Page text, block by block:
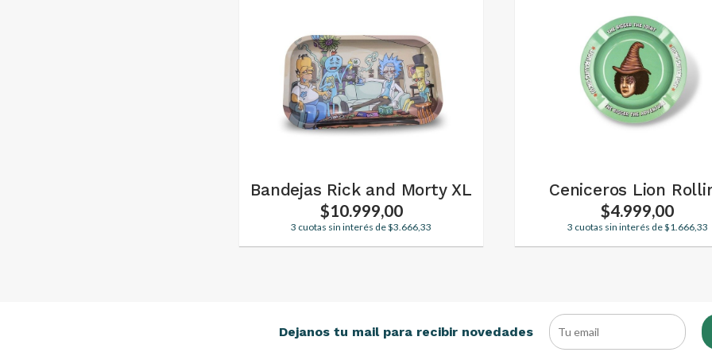
Bandejas Rick and Morty XL
$10.999,00
3 cuotas sin interés de $3.666,33
Ceniceros Lion
$4.999,00
3 cuotas sin interés de $1.666,33
Dejanos tu mail para recibir novedades